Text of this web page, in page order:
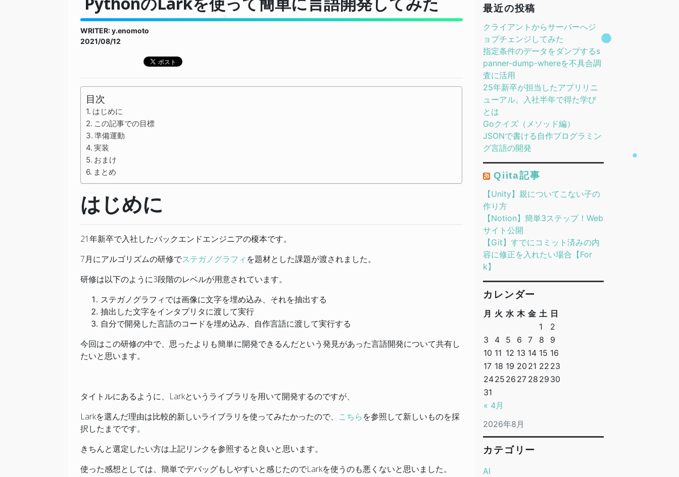
WRITER: y.enomoto
2021/08/12
目次
はじめに
この記事での目標
準備運動
実装
おまけ
まとめ
はじめに
21年新卒で入社したバックエンドエンジニアの榎本です。
7月にアルゴリズムの研修でステガノグラフィ を題材とした課題が渡されました。
研修は以下のように3段階のレベルが用意されています。
ステガノグラフィでは画像に文字を埋め込み、それを抽出する
抽出した文字をインタプリタに渡して実行
自分で開発した言語のコードを埋め込み、自作言語に渡して実行する
今回はこの研修の中で、思ったよりも簡単に開発できるんだという発見があった言語開発について共有し
たいと思います。
タイトルにあるように、Larkというライブラリを用いて開発するのですが、
Larkを選んだ理由は比較的新しいライブラリを使ってみたかったので、 こちらを参照して新しいものを採
択したまでです。
きちんと選定したい方は上記リンクを参照すると良いと思います。
使った感想としては、簡単でデバッグもしやすいと感じたのでLarkを使うのも悪くないと思いました。
最近の投稿
クライアントからサーバーへジ
ョブチェンジしてみた
指定条件のデータをダンプするs
panner-dump-whereを不具合調
査に活用
25年新卒が担当したアプリリニ
ューアル。入社半年で得た学び
とは
Goクイズ（メソッド編）
JSONで書ける自作プログラミン
グ言語の開発
Qiita記事
【Unity】親についてこない子の
作り方
【Notion】簡単3ステップ！Web
サイト公開
【Git】すでにコミット済みの内
容に修正を入れたい場合【For
k】
カレンダー
2026年8月
月 火 水 木 金 土 日
« 4月
1
2
3
4 5 6 7 8
9
10 11 12 13 14 15 16
17 18 19 20 21 22 23
2425 26 27 28 29 30
31
カテゴリー
AI